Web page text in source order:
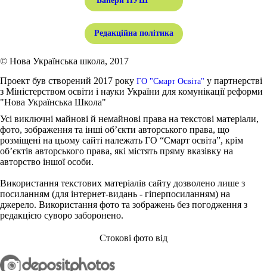
Редакційна політика
© Нова Українська школа, 2017
Проект був створений 2017 року ГО "Смарт Освіта" у партнерстві
з Міністерством освіти і науки України для комунікації реформи
"Нова Українська Школа"
Усі виключні майнові й немайнові права на текстові матеріали,
фото, зображення та інші об’єкти авторського права, що
розміщені на цьому сайті належать ГО “Смарт освіта”, крім
об’єктів авторського права, які містять пряму вказівку на
авторство іншої особи.
Використання текстових матеріалів сайту дозволено лише з
посиланням (для інтернет-видань - гіперпосиланням) на
джерело. Використання фото та зображень без погодження з
редакцією суворо заборонено.
Стокові фото від